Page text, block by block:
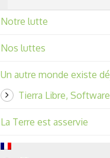
Notre lutte
Nos luttes
Un autre monde existe
Tierra Libre,
La Terre est asservie